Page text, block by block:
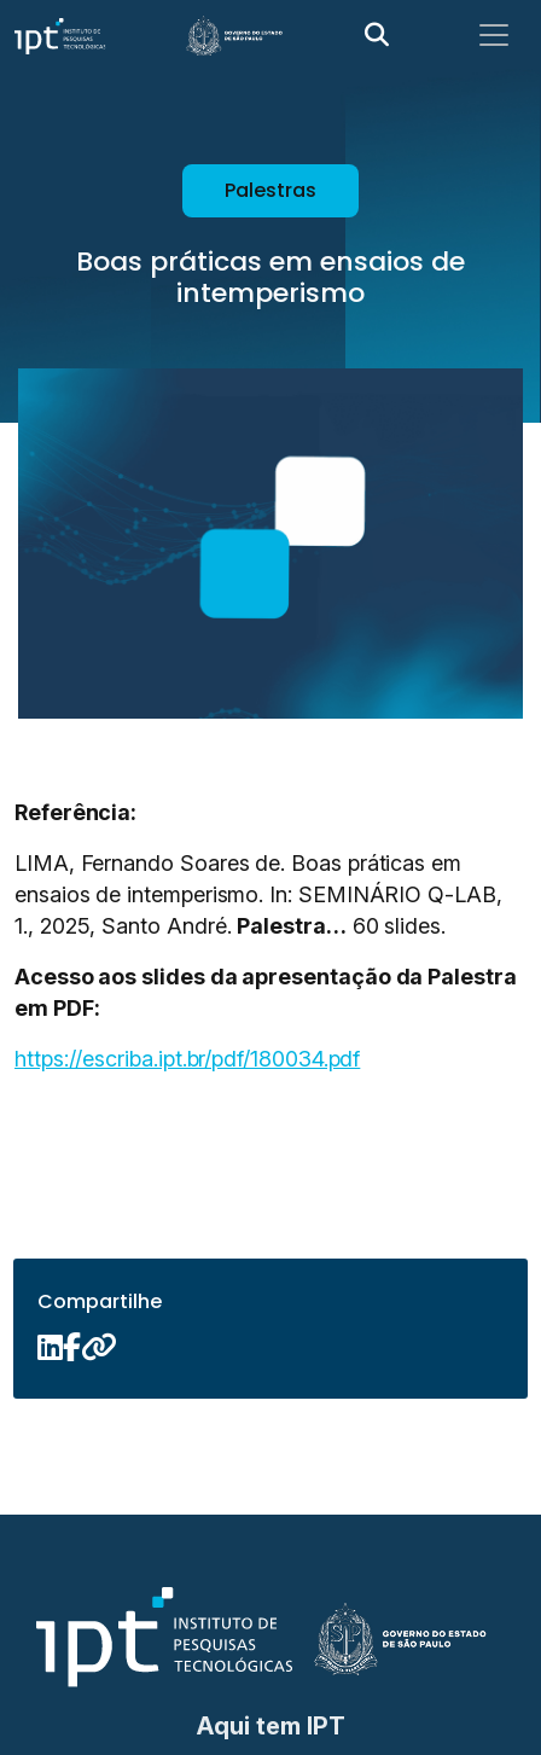
Palestras
Boas práticas em ensaios de
intemperismo
Referência:
LIMA, Fernando Soares de. Boas práticas em
ensaios de intemperismo. In: SEMINÁRIO Q-LAB,
1., 2025, Santo André. Palestra… 60 slides.
Acesso aos slides da apresentação da Palestra
em PDF:
https://escriba.ipt.br/pdf/180034.pdf
Compartilhe
Aqui tem IPT